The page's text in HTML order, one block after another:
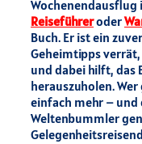
Reiseführeroder
Buch. Er ist ein
Geheimtipps
und dabei hilft, das
herauszuholen.
einfach mehr –
Weltenbummler